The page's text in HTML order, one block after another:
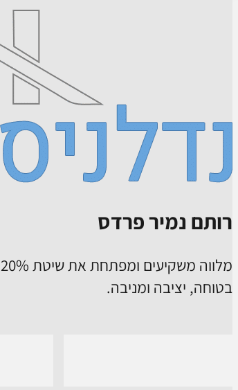
רותם נמיר פרדס
בטוחה, יציבה ומניבה.